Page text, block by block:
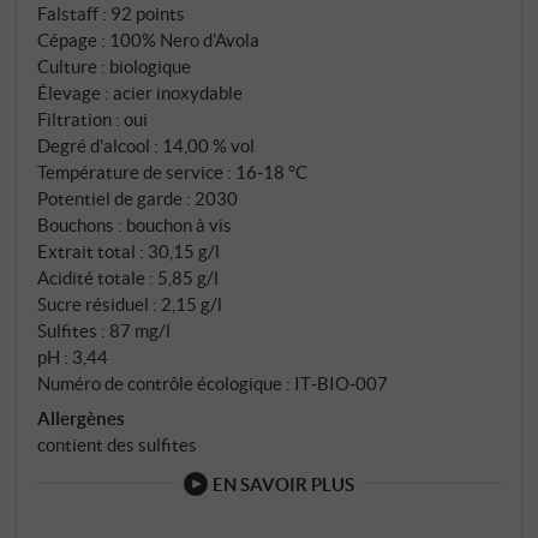
Falstaff : 92 points
Cépage : 100% Nero d'Avola
Culture : biologique
Élevage : acier inoxydable
Filtration : oui
Degré d'alcool : 14,00 % vol
Température de service : 16‑18 °C
Potentiel de garde : 2030
Bouchons : bouchon à vis
Extrait total : 30,15 g/l
Acidité totale : 5,85 g/l
Sucre résiduel : 2,15 g/l
Sulfites : 87 mg/l
pH : 3,44
Numéro de contrôle écologique : IT‑BIO‑007
Allergènes
contient des sulfites
EN SAVOIR PLUS